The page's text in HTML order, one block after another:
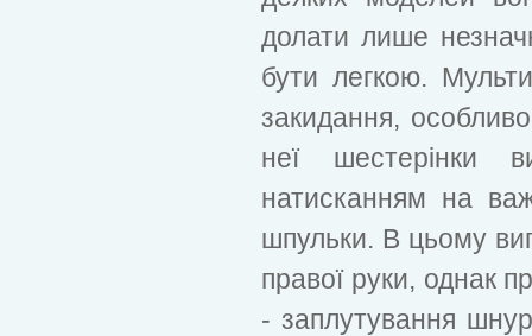
долати лише
бути легкою.
закидання,
неї шестерінки
натисканням на
шпульки. В цьому
правої руки, однак
- заплутування